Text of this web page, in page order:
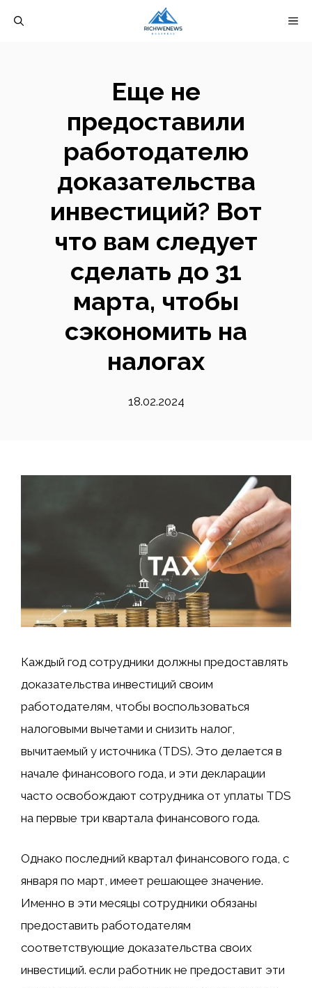
Еще не
предоставили
работодателю
доказательства
инвестиций? Вот
что вам следует
сделать до 31
марта, чтобы
сэкономить на
налогах
18.02.2024
Каждый год сотрудники должны предоставлять
доказательства инвестиций своим
работодателям, чтобы воспользоваться
налоговыми вычетами и снизить налог,
вычитаемый у источника (TDS). Это делается в
начале финансового года, и эти декларации
часто освобождают сотрудника от уплаты TDS
на первые три квартала финансового года.
Однако последний квартал финансового года, с
января по март, имеет решающее значение.
Именно в эти месяцы сотрудники обязаны
предоставить работодателям
соответствующие доказательства своих
инвестиций. если работник не предоставит эти